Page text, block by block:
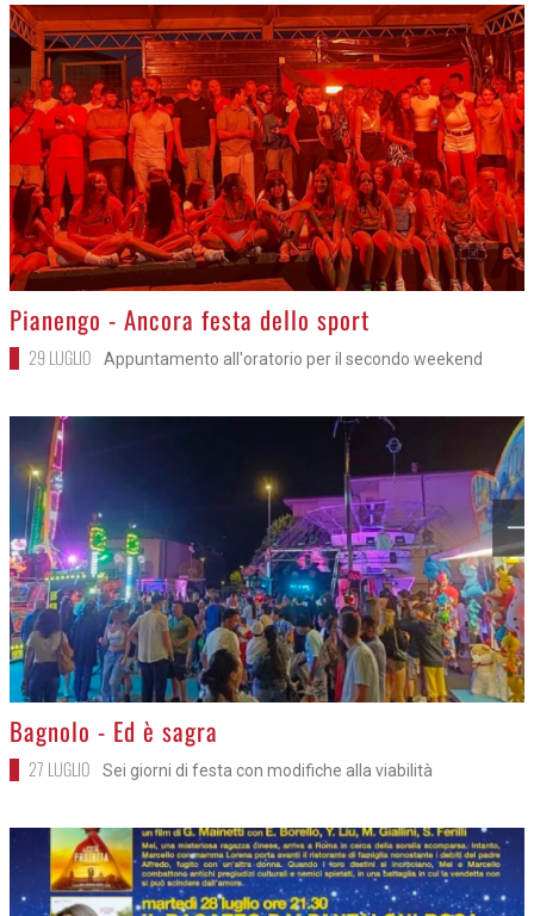
>
Pianengo - Ancora festa dello sport
29 LUGLIO Appuntamento all'oratorio per il secondo weekend
>
Bagnolo - Ed è sagra
27 LUGLIO Sei giorni di festa con modifiche alla viabilità